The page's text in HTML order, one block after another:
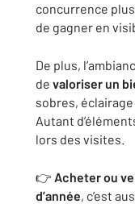
concurrence
de gagner en
De plus,
de valoriser un
sobres,
Autant
lors des visites.
👉 Acheter ou
d’année, c’est